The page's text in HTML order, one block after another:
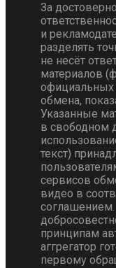
За
и
разделять
не несёт
материалов
официальных
обмена,
Указанные
в свободном
текст)
сервисов
видео в
принципам
аггрегатор
первому